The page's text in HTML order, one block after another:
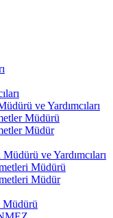
ve Yardımcıları
Müdürü
Müdür
ve Yardımcıları
Müdürü
Müdür
Müdürü